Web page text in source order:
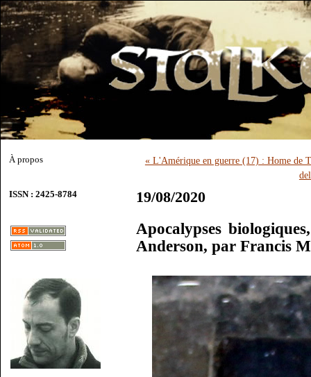
À propos
ISSN : 2425-8784
« L'Amérique en guerre (17) : Home de
19/08/2020
Apocalypses
Anderson, par Francis